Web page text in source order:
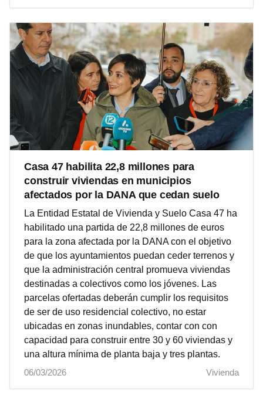
Casa 47 habilita 22,8 millones para
construir viviendas en municipios
afectados por la DANA que cedan suelo
La Entidad Estatal de Vivienda y Suelo Casa 47 ha
habilitado una partida de 22,8 millones de euros
para la zona afectada por la DANA con el objetivo
de que los ayuntamientos puedan ceder terrenos y
que la administración central promueva viviendas
destinadas a colectivos como los jóvenes. Las
parcelas ofertadas deberán cumplir los requisitos
de ser de uso residencial colectivo, no estar
ubicadas en zonas inundables, contar con con
capacidad para construir entre 30 y 60 viviendas y
una altura mínima de planta baja y tres plantas.
06/03/2026
Vivienda